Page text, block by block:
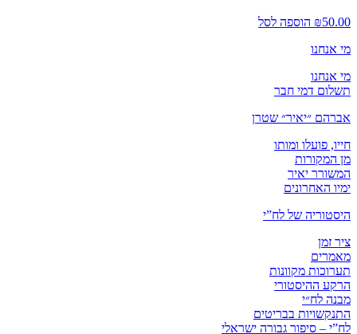
₪50.00
הוספה לסל
מי אנחנו
מי אנחנו
תשלום דמי חבר
אברהם ״יאיר״ שטרן
חייו, פועלו ומותו
מן המקורות
המשורר יאיר
ימיו האחרונים
היסטוריה של לח”י
ציר זמן
מאמרים
תערוכות מקוונות
הרקע ההיסטורי
מבנה לח״י
התנקשויות בבריטים
לח”י – סיפור גבורה ישראלי